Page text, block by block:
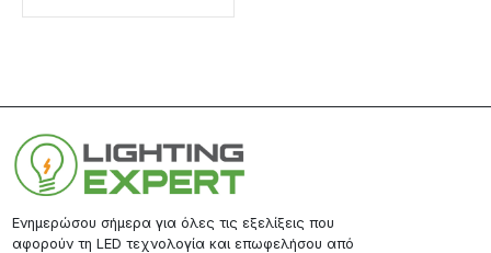
Ενημερώσου σήμερα για όλες τις εξελίξεις που
αφορούν τη LED τεχνολογία και επωφελήσου από